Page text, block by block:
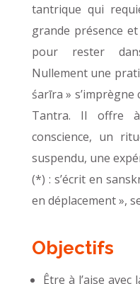
tantrique qui
grande présence
pour rester
Nullement une
śarīra »
Tantra. Il offre
conscience, un
suspendu, une
(*) : s’écrit en
en déplacement »,
Objectifs
Être à l’aise